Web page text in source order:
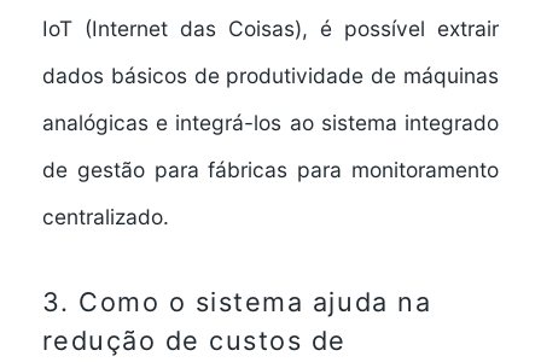
IoT (Internet das Coisas), é possível extrair
dados básicos de produtividade de máquinas
analógicas e integrá-los ao sistema integrado
de gestão para fábricas para monitoramento
centralizado.
3. Como o sistema ajuda na
redução de custos de